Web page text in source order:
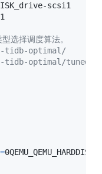
scsi1
选择调度算法。
tidb-optimal/
optimal/
=